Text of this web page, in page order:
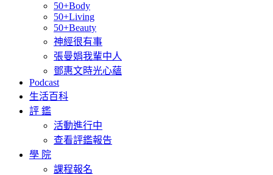
50+Body
50+Living
50+Beauty
神經很有事
張曼娟我輩中人
鄧惠文時光心蘊
Podcast
生活百科
評 鑑
活動進行中
查看評鑑報告
學 院
課程報名